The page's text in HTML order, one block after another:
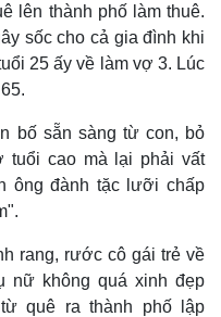
lên thành phố làm thuê.
sốc cho cả gia đình khi
25 ấy về làm vợ 3. Lúc
bố sẵn sàng từ con, bỏ
tuổi cao mà lại phải vất
ông đành tặc lưỡi chấp
rang, rước cô gái trẻ về
nữ không quá xinh đẹp
quê ra thành phố lập